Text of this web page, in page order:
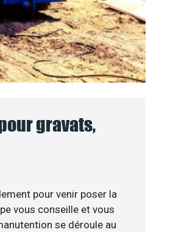
gravats,
pour venir poser la
vous conseille et vous
se déroule au